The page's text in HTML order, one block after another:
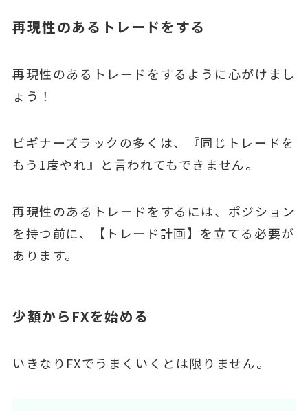
再現性のあるトレードをする
再現性のあるトレードをするように心がけまし
ょう！
ビギナーズラックの多くは、『同じトレードを
もう1度やれ』と言われてもできません。
再現性のあるトレードをするには、ポジション
を持つ前に、【トレード計画】を立てる必要が
あります。
少額からFXを始める
いきなりFXでうまくいくとは限りません。